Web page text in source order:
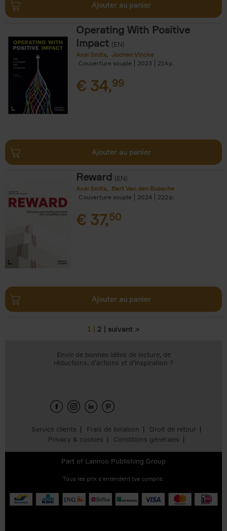
Ajouter au panier
Operating With Positive
Impact (EN)
Axel Smits
Jochen Vincke
Couverture souple
2023 214
€ 34,99
Ajouter au panier
Reward (EN)
Axel Smits
Bart Van den Bussche
Couverture souple
2024 222
€ 37,50
Ajouter au panier
1 2 suivant >
Service clients Frais de livraison
Droit de retour
Privacy & cookies
Conditions générales
Envie de bonnes idées de lecture, de
réductions, d’actions et d’inspiration ?
Part of Lannoo Publishing Group
Tous les prix s’entendent tva compris.